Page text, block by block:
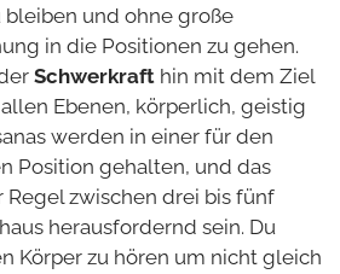
bleiben und ohne große
in die Positionen zu gehen.
Schwerkraft hin mit dem Ziel
Ebenen, körperlich, geistig
werden in einer für den
Position gehalten, und das
Regel zwischen drei bis fünf
herausfordernd sein. Du
Körper zu hören um nicht gleich